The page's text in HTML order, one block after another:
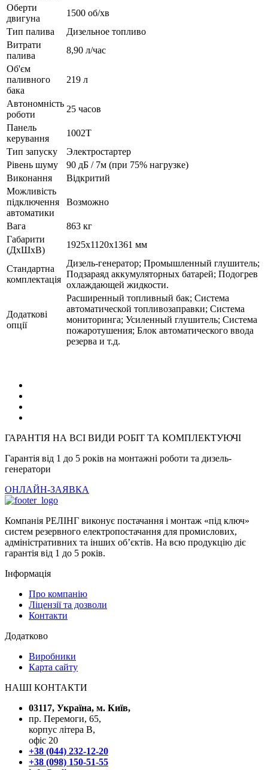
Оберти
двигуна
1500 об/хв
Тип палива
Дизельное топливо
Витрати
палива
8,90 л/час
Об'єм
паливного
бака
219 л
Автономність
роботи
25 часов
Панель
керування
1002T
Тип запуску
Электростартер
Рівень шуму
90 дБ / 7м (при 75% нагрузке)
Виконання
Відкритий
Можливість
підключення
автоматики
Возможно
Вага
863 кг
Габарити
(ДхШхВ)
1925х1120х1361 мм
Стандартна
комплектація
Дизель-генератор; Промышленный глушитель;
Подзараяд аккумуляторных батарей; Подогрев
охлаждающей жидкости.
Додаткові
опції
Расширенный топливный бак; Система
автоматической топливозаправки; Система
мониторинга; Усиленный глушитель; Система
пожаротушения; Блок автоматического ввода
резерва и т.д.
ГАРАНТІЯ НА ВСІ ВИДИ РОБІТ ТА КОМПЛЕКТУЮЧІ
Гарантія від 1 до 5 років на монтажні роботи та дизель-
генератори
ОНЛАЙН-ЗАЯВКА
Компанія РЕЛІНГ виконує постачання і монтаж «під ключ»
систем резервного електропостачання для промислових,
адміністративних та інших об’єктів. На всю продукцію діє
гарантія від 1 до 5 років.
Інформація
Про компанію
Ліцензії та дозволи
Контакти
Додатково
Виробники
Карта сайту
НАШІ КОНТАКТИ
03117, Україна, м. Київ,
пр. Перемоги, 65,
корпус літера В,
офіс 20
+38 (044) 232-12-20
+38 (098) 150-51-55